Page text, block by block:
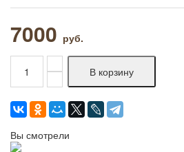
7000 руб.
Вы смотрели